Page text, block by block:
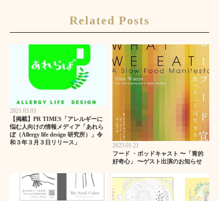
Related Posts
2021.03.03
【掲載】PR TIMES「アレルギーに
悩む人向けの情報メディア「あれら
ぼ（Allergy life design 研究所）」令
和３年３月３日リリース」
2023.01.21
フード ・ポッドキャスト 〜「胃的
好奇心」 〜ゲスト出演のお知らせ